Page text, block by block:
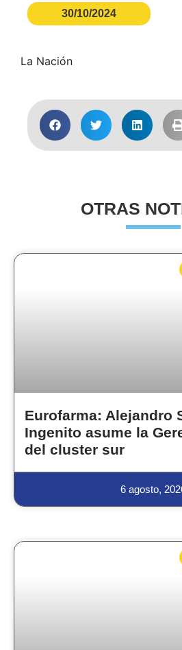
30/10/2024
La Nación
OTRAS
Eurofarma: Alejandro
Ingenito asume la
del cluster sur
6 agosto,